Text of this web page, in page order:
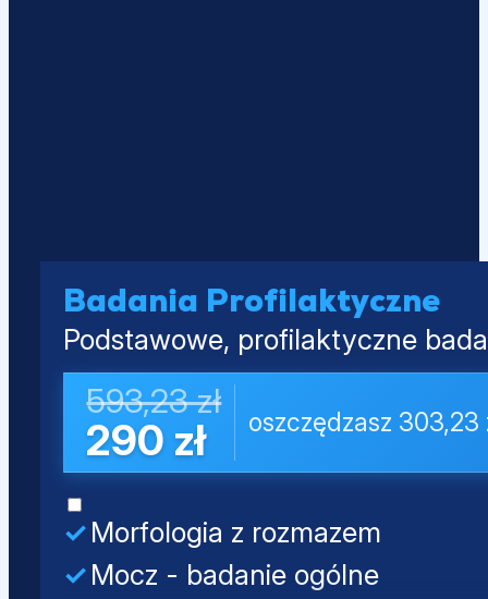
Badania Profilaktyczne
Podstawowe, profilaktyczne
593,23 zł
290 zł oszczędzasz 303,23
Morfologia z rozmazem
Mocz - badanie ogólne